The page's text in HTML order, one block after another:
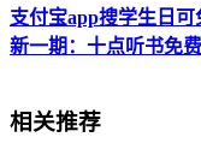
支付宝app搜学生日
新一期：十点听书免
相关推荐